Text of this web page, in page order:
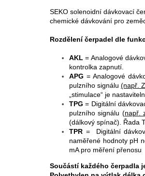
SEKO solenoidní dávkovací
chemické dávkování pro
Rozdělení čerpadel dle
AKL = Analogové
kontrolka zapnutí.
APG = Analogové
pulzního signálu (např.
„stimulace“ je
TPG = Digitální
pulzního signálu (např.
(dálkový spínač). Řada
TPR = Digitální
naměřené hodnoty pH
mA pro měření přenosu
Součástí každého čerpadla